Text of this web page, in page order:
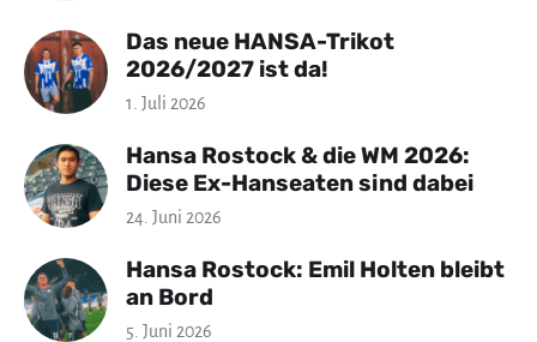
Das neue HANSA-Trikot
2026/2027 ist da!
1. Juli 2026
Hansa Rostock & die WM 2026:
Diese Ex-Hanseaten sind dabei
24. Juni 2026
Hansa Rostock: Emil Holten bleibt
an Bord
5. Juni 2026